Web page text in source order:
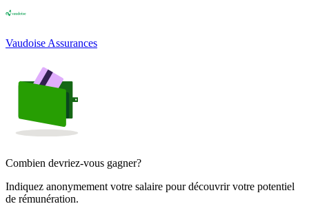
Vaudoise Assurances
Combien devriez-vous gagner?
Indiquez anonymement votre salaire pour découvrir votre potentiel
de rémunération.